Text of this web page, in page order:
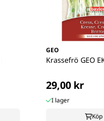
GEO
Krassefrö GEO
29,00 kr
I lager